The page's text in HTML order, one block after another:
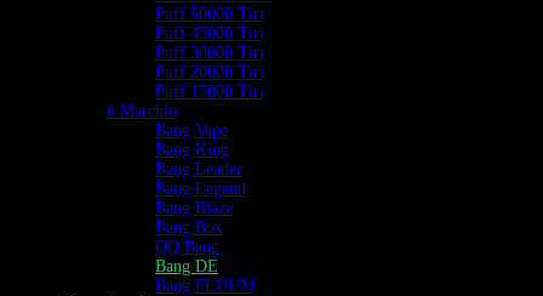
Puff 50000 Tiri
Puff 45000 Tiri
Puff 30000 Tiri
Puff 20000 Tiri
Puff 15000 Tiri
# Marchio
Bang Vape
Bang King
Bang Leader
Bang Legend
Bang Blaze
Bang Box
QQ Bang
Bang DE
Bang FLUUM